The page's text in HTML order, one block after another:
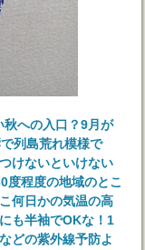
への入口？9月が
列島荒れ模様で
けないといけない
度程度の地域のとこ
何日かの気温の高
も半袖でOKな！1
どの紫外線予防よ